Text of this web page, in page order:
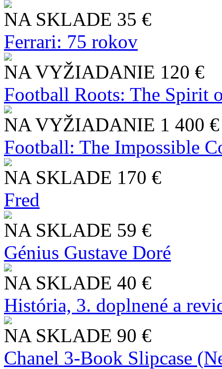
NA SKLADE 35 €
Ferrari: 75 rokov
NA VYŽIADANIE 120 €
Football Roots: The Spirit
NA VYŽIADANIE 1 400 €
Football: The Impossible
NA SKLADE 170 €
Fred
NA SKLADE 59 €
Génius Gustave Doré
NA SKLADE 40 €
História, 3. doplnené a
NA SKLADE 90 €
Chanel 3-Book Slipcase